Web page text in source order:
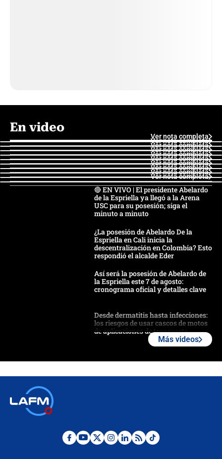
En video
Ver nota completa
Ver nota completa
Ver nota completa
Ver nota completa
Ver nota completa
Ver nota completa
Ver nota completa
Ver nota completa
Ver nota completa
Ver nota completa
🔴 EN VIVO | El presidente Abelardo
de la Espriella ya llegó a la Arena
USC para su posesión; siga el
minuto a minuto
¿La posesión de Abelardo De la
Espriella en Cali inicia la
descentralización en Colombia? Esto
respondió el alcalde Eder
Así será la posesión de Abelardo de
la Espriella este 7 de agosto:
cronograma oficial y detalles clave
Desde dermatitis hasta infecciones:
los riesgos de usar cascos de motos
de aplicaciones de transporte
Posesión de Abelardo De La Espriella
Más videos